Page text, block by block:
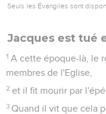
Seuls les Évangiles sont
Jacques est tué
1 A cette époque-là, le
membres de l'Eglise,
2 et il fit mourir par
3 Quand il vit que cela